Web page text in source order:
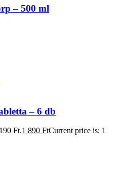
– 500 ml
– 6 db
Ft.1 890 FtCurrent price is: 1